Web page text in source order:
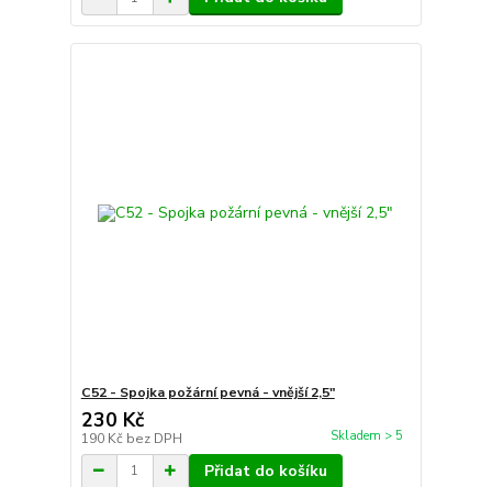
C52 - Spojka požární pevná - vnější 2,5"
230 Kč
190 Kč bez DPH Skladem > 5
Přidat do košíku